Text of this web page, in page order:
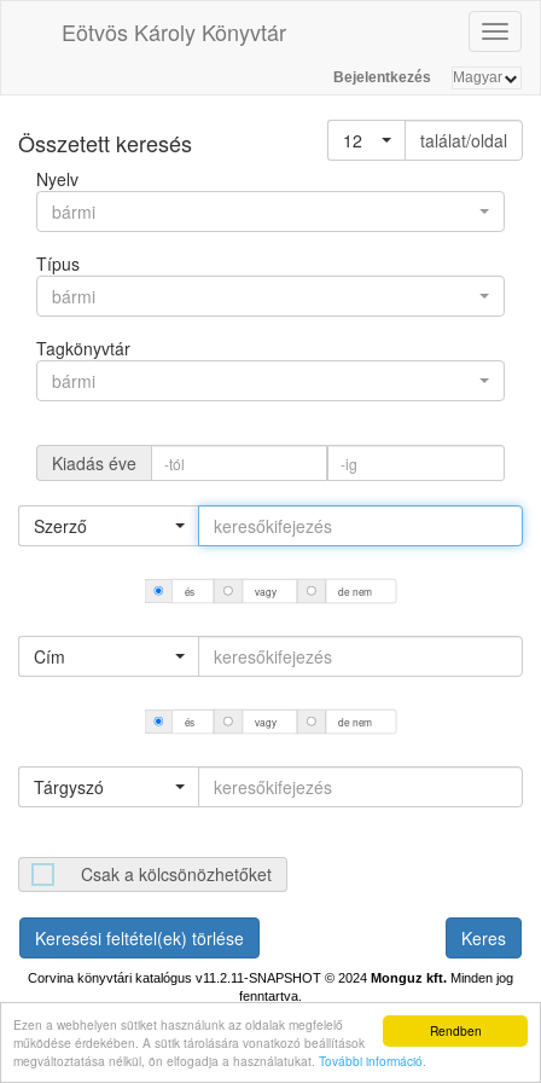
Rendben
Ezen a webhelyen sütiket használunk az oldalak megfelelő
működése érdekében. A sütik tárolására vonatkozó beállítások
megváltoztatása nélkül, ön elfogadja a használatukat. További információ.
Eötvös Károly Könyvtár
Bejelentkezés
Összetett keresés 12
találat/oldal
Nyelv
bármi
Típus
bármi
Tagkönyvtár
bármi
Kiadás éve
Szerző
és vagy de nem
Cím
és vagy de nem
Tárgyszó
Csak a kölcsönözhetőket
Keresési feltétel(ek) törlése
Corvina könyvtári katalógus v11.2.11-SNAPSHOT © 2024 Monguz kft. Minden jog
fenntartva.